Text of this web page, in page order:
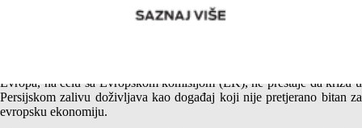
Inflacija u eurozoni i Bosni i Hercegovini u 2026. godini –
Evropa, na čelu sa Evropskom komisijom (EK), ne prestaje da krizu u
Persijskom zalivu doživljava kao događaj koji nije pretjerano bitan za
evropsku ekonomiju.